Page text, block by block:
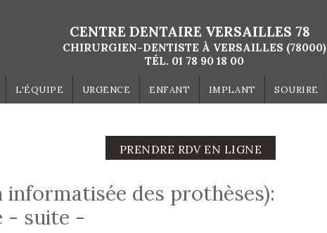
CENTRE DENTAIRE VERSAILLES 78
CHIRURGIEN-DENTISTE À VERSAILLES (78000)
TÉL. 01 78 90 18 00
L'ÉQUIPE URGENCE ENFANT IMPLANT SOURIRE
PRENDRE RDV EN LIGNE
informatisée des prothèses):
- suite -